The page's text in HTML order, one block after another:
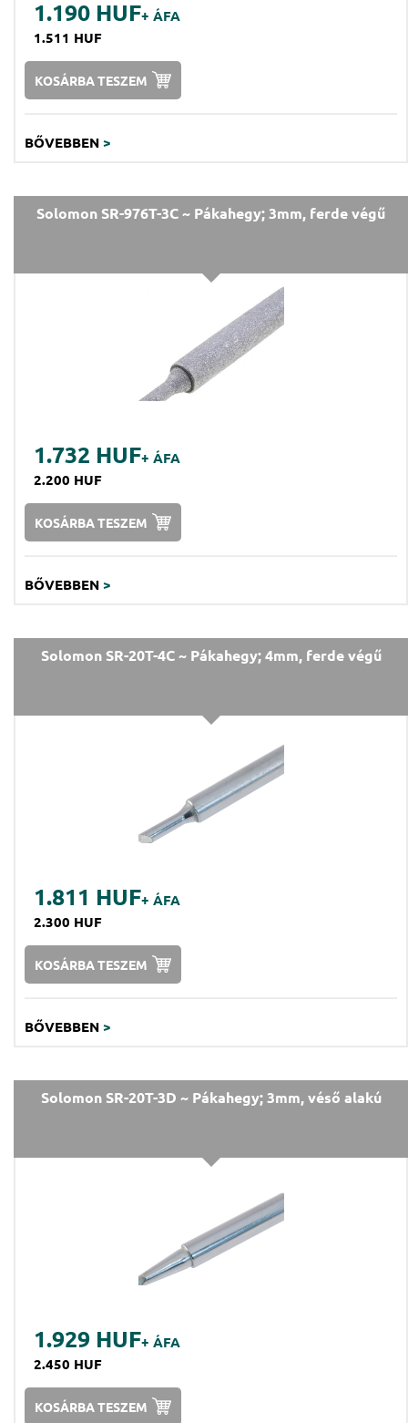
1.190 HUF+ ÁFA
1.511 HUF
KOSÁRBA TESZEM
BŐVEBBEN >
Solomon SR-976T-3C ~ Pákahegy; 3mm, ferde végű
1.732 HUF+ ÁFA
2.200 HUF
KOSÁRBA TESZEM
BŐVEBBEN >
Solomon SR-20T-4C ~ Pákahegy; 4mm, ferde végű
1.811 HUF+ ÁFA
2.300 HUF
KOSÁRBA TESZEM
BŐVEBBEN >
Solomon SR-20T-3D ~ Pákahegy; 3mm, véső alakú
1.929 HUF+ ÁFA
2.450 HUF
KOSÁRBA TESZEM